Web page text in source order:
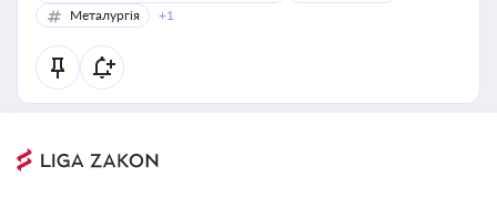
Металургія
+1